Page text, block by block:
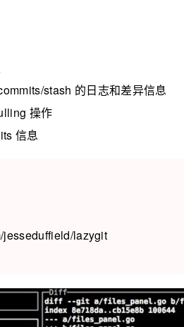
stash 的日志和差异信息
操作
信息
lazygit